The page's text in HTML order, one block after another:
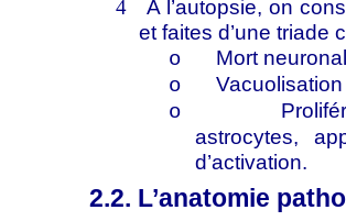
4
A l’autopsie, on
et faites d’une triade
o
Mort
o
o
astrocytes,
d’activation.
2.2. L’anatomie